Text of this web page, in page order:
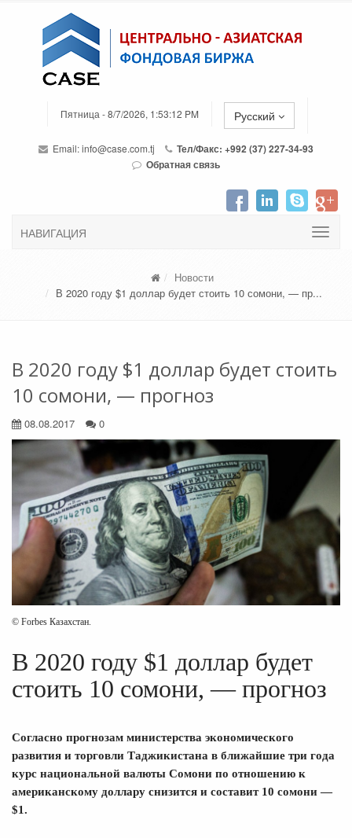
Пятница - 8/7/2026, 1:53:12 PM Русский
Email:info@case.com.tj
Тел/Факс: +992 (37) 227-34-93
Обратная связь
НАВИГАЦИЯ
Новости
В 2020 году $1 доллар будет стоить 10 сомони, — пр...
В 2020 году $1 доллар будет стоить
10 сомони, — прогноз
08.08.2017 0
© Forbes Казахстан.
В 2020 году $1 доллар будет
стоить 10 сомони, — прогноз
Согласно прогнозам министерства экономического
развития и торговли Таджикистана в ближайшие три года
курс национальной валюты Сомони по отношению к
американскому доллару снизится и составит 10 сомони —
$1.